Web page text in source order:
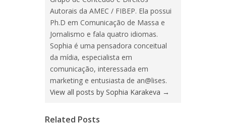
Autorais da AMEC / FIBEP. Ela possui
Ph.D em Comunicação de Massa e
Jornalismo e fala quatro idiomas.
Sophia é uma pensadora conceitual
da mídia, especialista em
comunicação, interessada em
marketing e entusiasta de an@lises.
View all posts by Sophia Karakeva →
Related Posts